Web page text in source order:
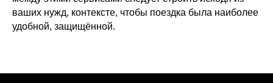
ваших нужд, контексте, чтобы поездка была наиболее
удобной, защищённой.